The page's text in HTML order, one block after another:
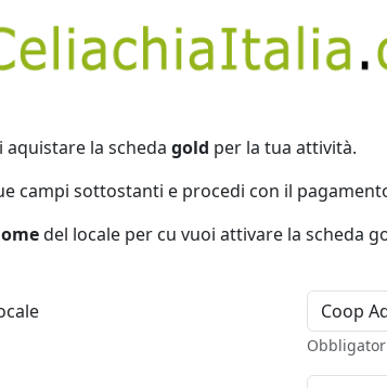
aquistare la scheda gold per la tua attività.
campi sottostanti e procedi con il
del locale per cu vuoi attivare la scheda